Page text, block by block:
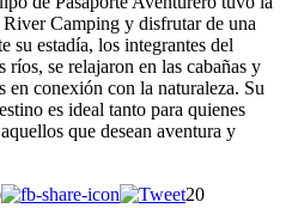
Camping y disfrutar de una
su estadía, los integrantes del
se relajaron en las cabañas y
en conexión con la naturaleza. Su
es ideal tanto para quienes
que desean aventura y
20